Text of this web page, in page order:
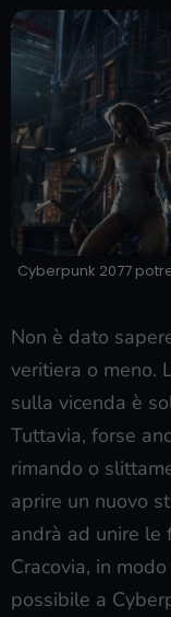
Cyberpunk 2077
Non è dato
veritiera o meno.
sulla vicenda è
Tuttavia, forse
rimando o
aprire un nuovo
andrà ad unire le
Cracovia, in
possibile a